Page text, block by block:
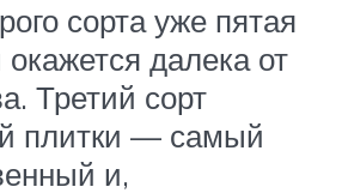
сорта уже пятая
окажется далека от
Третий сорт
плитки — самый
и,